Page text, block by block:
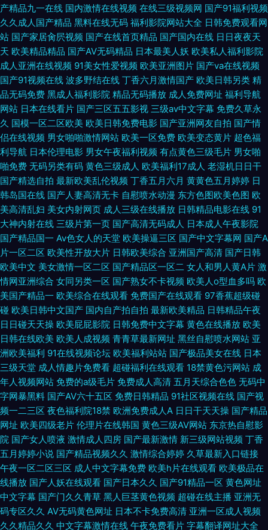
产精品九一在线 国内激情在线视频 在线三级视频网 国产91福利视频
久久成人国产精品 黑料在线无码 福利影院网站大全 日韩免费观看网
站 国产家居肏屄视频 国产在线首页精品 国产国内在线 日日夜夜天
天 欧美精品精品 国产AV无码精品 日本最美人妖 欧美私人福利影院
成人亚洲在线视频 91美女性爱视频 欧美亚洲图片 国产va在线视频
国产91视频在线 波多野结在线 丁香六月激情国产 欧美日韩另类 精
品无码免费 黑成人福利影院 精品无码播放 成人免费网址 福利导航
网站 日本在线看片 国产三区五五影视 三级av中文字幕 免费久草永
久 国模一区二区欧美 欧美日韩免费电影 国产亚洲网友自拍 国产情
侣在线视频 男女啪啪激情网站 欧美一区免费 欧美变态黄片 超色福
利导航 日本伦理电影 男女午夜福利视频 有点黄色三级毛片 男女啪
啪免费 无码另类有码 黄色三级成人 欧美福利17成人 老湿机日日干
国产精选自拍 最新欧美乱伦视频 丁香五月六月 黄黄色五月婷婷 日
韩岛国在线 国产人妻高清无卡 自慰喷水动漫 东方色图欧美色图 欧
美高清乱妇 美女内射网页 成人三级在线播放 日韩精品电影在线 91
大神内射在线 三级片第一页 国产高清无码成人 日本成人午夜影院
国产精品国一 Av色女人的天堂 欧美操逼三区 国产中文字幕网 国产A
片一区二区 欧美性开放大片 日韩欧美综合 亚洲国产高清 国产日韩
欧美中文 美女激情一区二区 国产精品区一区二 女人和男人黄A片 激
情网亚洲综合 女同另类一区 国产熟女不卡视频 欧美人o型血多吗 欧
美国产精品一 欧美综合在线观看 免费国产在线观看 97香蕉超级碰
碰 欧美日韩中文国产 国内自产拍自拍 最新欧美精品 日韩精品午夜
日日碰天天操 欧美屁屁影院 日韩免费中文字幕 黄色在线播放 欧美
日韩在线欧美 欧美人成视频 青青草最新网址 黑丝自慰喷水网站 亚
洲欧美福利 91在线视频论坛 欧美福利站站 国产极品美女在线 日本
三级天堂 成人情趣片免费看 超碰福利在线观看 18禁黄色污网站 成
年人视频网站 免费的a级毛片 免费成人高清 五月天综合色色 无码中
字网暴黑料 国产AV六十五区 免费日韩精品 91社区视频在线 国产视
频一二三区 夜色福利院18禁 欧洲免费成人A 日日干天天操 国产精品
网址 欧美四级老片 伦理片在线韩国 黄色三级AV网站 东京热自慰影
院 国产女人喷液 激情成人四房 国产最新激情 新三级网站视频 丁香
五月婷婷小说 国产精品视频久久 激情综合婷婷 久草最新入口链接
午夜一区二区三区 成人中文字幕免费 欧美h片在线观看 欧美极品在
线播放 国产人妖在线观看 国产日本久久 国产91精品一区 黄色网址
中文字幕 国产门久久青草 黑人巨茎黄色视频 超碰在线主播 亚洲无
码专区久久 AV无码黄色网址 日本不卡免费高清 亚洲一区成人视频
久久精品久久 中文字幕激情在线 午夜免费看片 字幕翻译网址大全